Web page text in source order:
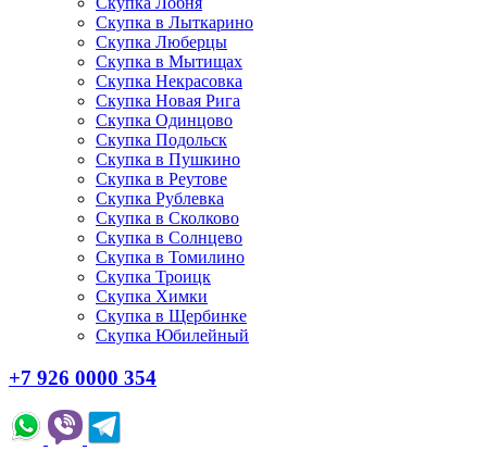
Скупка в Лыткарино
Скупка Люберцы
Скупка в Мытищах
Скупка Некрасовка
Скупка Новая Рига
Скупка Одинцово
Скупка Подольск
Скупка в Пушкино
Скупка в Реутове
Скупка Рублевка
Скупка в Сколково
Скупка в Солнцево
Скупка в Томилино
Скупка Троицк
Скупка Химки
Скупка в Щербинке
Скупка Юбилейный
+7 926 0000 354